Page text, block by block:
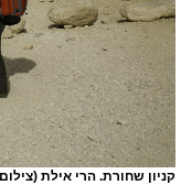
קניון שחורת. הרי אילת